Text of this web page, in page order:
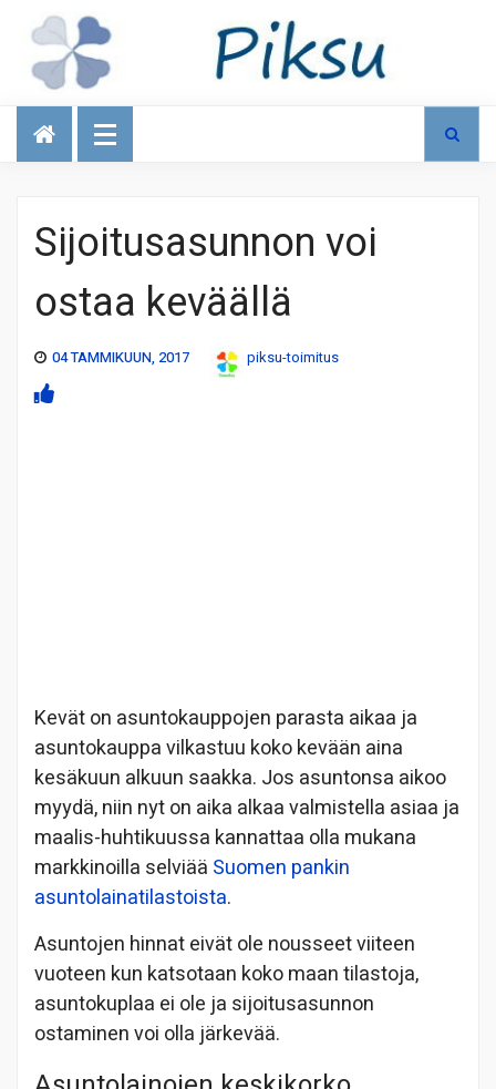
Talous
Sijoitusasunnon voi
ostaa keväällä
04 TAMMIKUUN, 2017 piksu-toimitus
Kevät on asuntokauppojen parasta aikaa ja
asuntokauppa vilkastuu koko kevään aina
kesäkuun alkuun saakka. Jos asuntonsa aikoo
myydä, niin nyt on aika alkaa valmistella asiaa ja
maalis-huhtikuussa kannattaa olla mukana
markkinoilla selviää Suomen pankin
asuntolainatilastoista.
Asuntojen hinnat eivät ole nousseet viiteen
vuoteen kun katsotaan koko maan tilastoja,
asuntokuplaa ei ole ja sijoitusasunnon
ostaminen voi olla järkevää.